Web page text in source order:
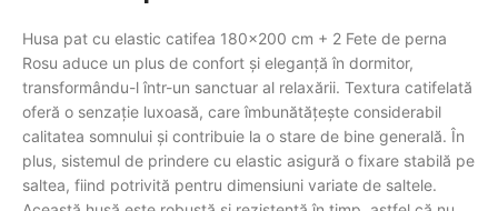
Husa pat cu elastic catifea 180×200 cm + 2 Fete de perna
Rosu aduce un plus de confort și eleganță în dormitor,
transformându-l într-un sanctuar al relaxării. Textura catifelată
oferă o senzație luxoasă, care îmbunătățește considerabil
calitatea somnului și contribuie la o stare de bine generală. În
plus, sistemul de prindere cu elastic asigură o fixare stabilă pe
saltea, fiind potrivită pentru dimensiuni variate de saltele.